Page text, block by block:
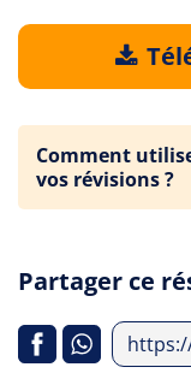
Comment
vos révisions ?
Partager ce